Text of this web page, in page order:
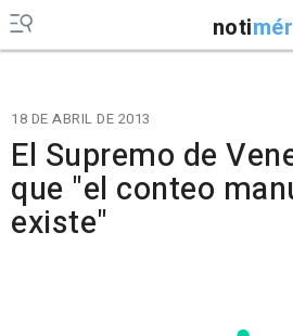
noti
18 DE ABRIL DE 2013
El Supremo de
que "el conteo
existe"